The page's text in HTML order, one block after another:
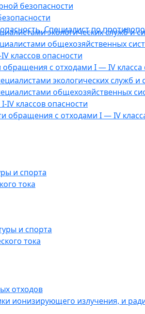
экологических служб и
общехозяйственных
классов опасности
с отходами I — IV класса
и спорта
тока
отходов
ионизирующего излучения, и
безопасности
Специалист по
экологических служб и
общехозяйственных
классов опасности
обращения с отходами I — IV
и спорта
тока